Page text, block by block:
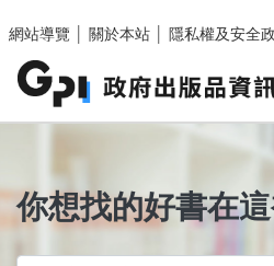
網站導覽
關於本站 隱私權及安全
你想找的好書在這